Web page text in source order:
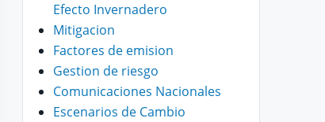
Efecto Invernadero
Mitigacion
Factores de emision
Gestion de riesgo
Comunicaciones Nacionales
Escenarios de Cambio